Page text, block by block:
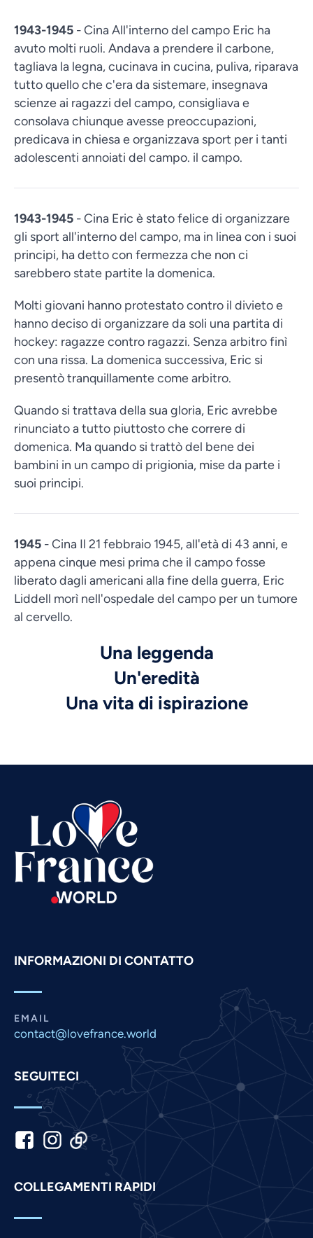
1943-1945 - Cina All'interno del campo Eric ha
avuto molti ruoli. Andava a prendere il carbone,
tagliava la legna, cucinava in cucina, puliva, riparava
tutto quello che c'era da sistemare, insegnava
scienze ai ragazzi del campo, consigliava e
consolava chiunque avesse preoccupazioni,
predicava in chiesa e organizzava sport per i tanti
adolescenti annoiati del campo. il campo.
1943-1945 - Cina Eric è stato felice di organizzare
gli sport all'interno del campo, ma in linea con i suoi
principi, ha detto con fermezza che non ci
sarebbero state partite la domenica.
Molti giovani hanno protestato contro il divieto e
hanno deciso di organizzare da soli una partita di
hockey: ragazze contro ragazzi. Senza arbitro finì
con una rissa. La domenica successiva, Eric si
presentò tranquillamente come arbitro.
Quando si trattava della sua gloria, Eric avrebbe
rinunciato a tutto piuttosto che correre di
domenica. Ma quando si trattò del bene dei
bambini in un campo di prigionia, mise da parte i
suoi principi.
1945 - Cina Il 21 febbraio 1945, all'età di 43 anni, e
appena cinque mesi prima che il campo fosse
liberato dagli americani alla fine della guerra, Eric
Liddell morì nell'ospedale del campo per un tumore
al cervello.
Una leggenda
Un'eredità
Una vita di ispirazione
INFORMAZIONI DI CONTATTO
EMAIL
contact@lovefrance.world
SEGUITECI
COLLEGAMENTI RAPIDI
Japanese
Kannada
Khmer
Malay
Marathi
Nepali
Urdu